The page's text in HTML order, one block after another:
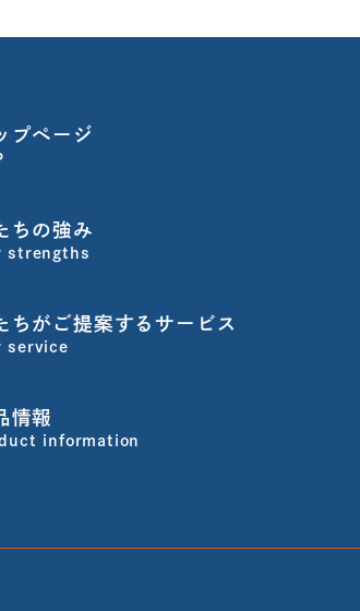
プページ
ちの強み
strengths
ちがご提案するサービス
service
情報
information